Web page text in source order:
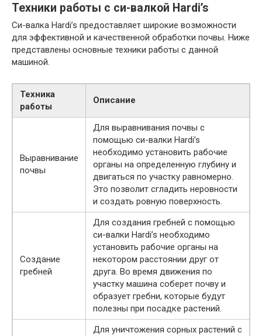
Техники работы с си-валкой Hardi’s
Си-валка Hardi’s предоставляет широкие возможности
для эффективной и качественной обработки почвы. Ниже
представлены основные техники работы с данной
машиной.
Техника
работы
Описание
Выравнивание
почвы
Для выравнивания почвы с
помощью си-валки Hardi’s
необходимо установить рабочие
органы на определенную глубину и
двигаться по участку равномерно.
Это позволит сгладить неровности
и создать ровную поверхность.
Создание
гребней
Для создания гребней с помощью
си-валки Hardi’s необходимо
установить рабочие органы на
некотором расстоянии друг от
друга. Во время движения по
участку машина соберет почву и
образует гребни, которые будут
полезны при посадке растений.
Для уничтожения сорных растений с